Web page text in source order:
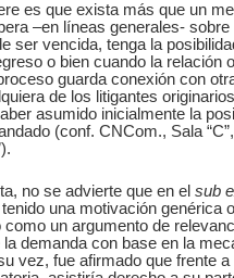
es que exista más que un
–en líneas generales-
ser vencida, tenga la
o bien cuando la relación
guarda conexión con
de los litigantes
asumido inicialmente la
(conf. CNCom., Sala
no se advierte que en el sub
una motivación genérica
un argumento de
demanda con base en la
vez, fue afirmado que frente